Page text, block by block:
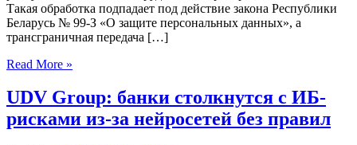
Такая обработка подпадает под действие закона Республики
Беларусь № 99-З «О защите персональных данных», а
трансграничная передача […]
Read More »
UDV Group: банки столкнутся с ИБ-
рисками из-за нейросетей без правил